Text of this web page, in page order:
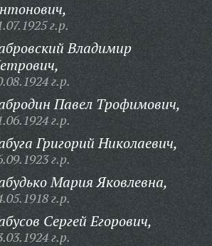
г.р.
Владимир
г.р.
Павел Трофимович,
г.р.
Григорий Николаевич,
г.р.
Мария Яковлевна,
г.р.
Сергей Егорович,
г.р.